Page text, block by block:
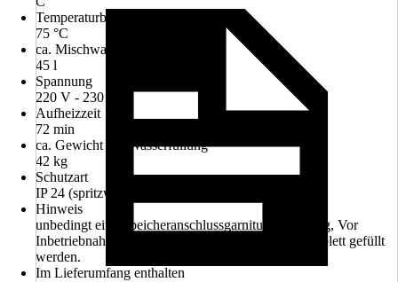
Temperaturbereich
75 °C
ca. Mischwassermenge 40°C
45 l
Spannung
220 V - 230 V
Aufheizzeit
72 min
ca. Gewicht mit Wasserfüllung
42 kg
Schutzart
IP 24 (spritzwassergeschützt)
Hinweis
unbedingt eine Speicheranschlussgarnitur notwendig, Vor
Inbetriebnahme muss der Speicher mit Wasser komplett gefüllt
werden.
Im Lieferumfang enthalten